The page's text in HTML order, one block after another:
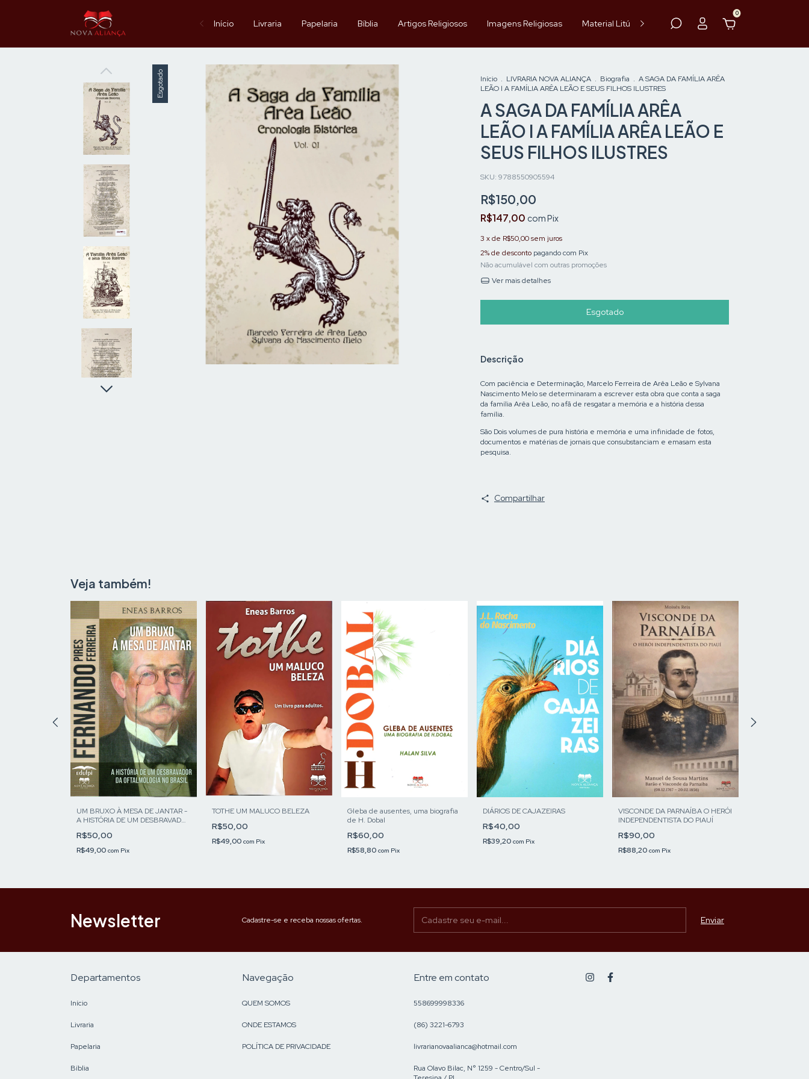
Início Livraria Papelaria Bíblia Artigos Religiosos Imagens Religiosas Material Litúrgico Paramentos
0
Esgotado Início . LIVRARIA NOVA ALIANÇA . Biografia . A SAGA DA FAMÍLIA ARÊA
LEÃO l A FAMÍLIA ARÊA LEÃO E SEUS FILHOS ILUSTRES
A SAGA DA FAMÍLIA ARÊA
LEÃO l A FAMÍLIA ARÊA LEÃO E
SEUS FILHOS ILUSTRES
SKU: 9788550905594
R$150,00
R$147,00 comPix
3 x de R$50,00sem juros
2% de desconto pagando com Pix
Não acumulável com outras promoções
Ver mais detalhes
Descrição
Com paciência e Determinação, Marcelo Ferreira de Arêa Leão e Sylvana
Nascimento Melo se determinaram a escrever esta obra que conta a saga
da família Arêa Leão, no afã de resgatar a memória e a história dessa
família.
São Dois volumes de pura história e memória e uma infinidade de fotos,
documentos e matérias de jornais que consubstanciam e emasam esta
pesquisa.
Compartilhar
Veja também!
UM BRUXO À MESA DE JANTAR -
A HISTÓRIA DE UM DESBRAVADOR
FERNANDO PIRES FERREIRA
R$50,00
R$49,00 com Pix
TOTHE UM MALUCO BELEZA
R$50,00
R$49,00 com Pix
Gleba de ausentes, uma biografia
de H. Dobal
R$60,00
R$58,80 com Pix
DIÁRIOS DE CAJAZEIRAS
R$40,00
R$39,20 com Pix
VISCONDE DA PARNAÍBA O HERÓI
INDEPENDENTISTA DO PIAUÍ
R$90,00
R$88,20 com Pix
Newsletter Cadastre-se e receba nossas ofertas.
Departamentos
Início
Livraria
Papelaria
Bíblia
Navegação
QUEM SOMOS
ONDE ESTAMOS
POLÍTICA DE PRIVACIDADE
Entre em contato
558699998336
(86) 3221-6793
livrarianovaalianca@hotmail.com
Rua Olavo Bilac, N° 1259 - Centro/Sul -